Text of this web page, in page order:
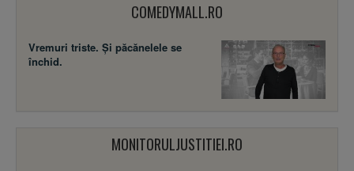
COMEDYMALL.RO
Vremuri triste. Şi păcănelele se
închid.
MONITORULJUSTITIEI.RO